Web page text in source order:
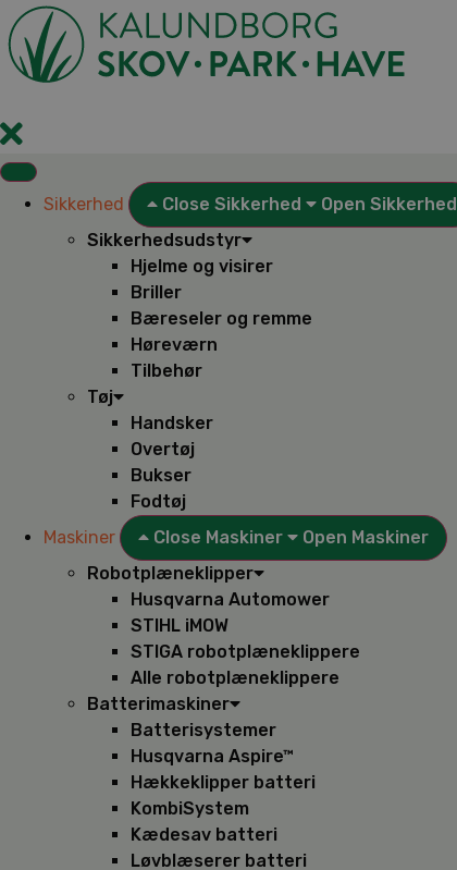
Videre
til
indhold
Sikkerhed Close Sikkerhed
Open Sikkerhed
Sikkerhedsudstyr
Hjelme og visirer
Briller
Bæreseler og remme
Høreværn
Tilbehør
Tøj
Handsker
Overtøj
Bukser
Fodtøj
Maskiner
Close Maskiner
Open Maskiner
Robotplæneklipper
Husqvarna Automower
STIHL iMOW
STIGA robotplæneklippere
Alle robotplæneklippere
Batterimaskiner
Batterisystemer
Husqvarna Aspire™
Hækkeklipper batteri
KombiSystem
Kædesav batteri
Løvblæserer batteri